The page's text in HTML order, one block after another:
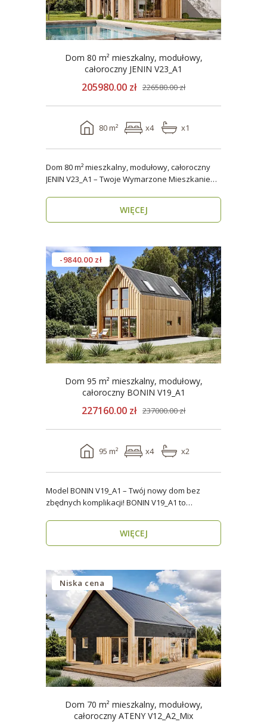
Dom 80 m² mieszkalny, modułowy,
całoroczny JENIN V23_A1
205980.00 zł 226580.00 zł
80 m² x4 x1
Dom 80 m² mieszkalny, modułowy, całoroczny
JENIN V23_A1 – Twoje Wymarzone Mieszkanie
WIĘCEJ
-9840.00 zł
Dom 95 m² mieszkalny, modułowy,
całoroczny BONIN V19_A1
227160.00 zł 237000.00 zł
95 m² x4 x2
Model BONIN V19_A1 – Twój nowy dom bez
zbędnych komplikacji! BONIN V19_A1 to
WIĘCEJ
Niska cena
Dom 70 m² mieszkalny, modułowy,
całoroczny ATENY V12_A2_Mix